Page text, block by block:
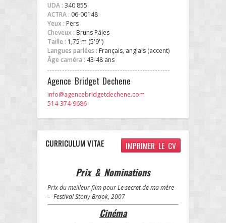
UDA : 340 855
ACTRA : 06-00148
Yeux : Pers
Cheveux : Bruns Pâles
Taille : 1,75 m (5'9'')
Langues parlées : Français, anglais (accent)
Âge caméra : 43-48 ans
Agence Bridget Dechene
info@agencebridgetdechene.com
514-374-9686
CURRICULUM VITAE IMPRIMER LE CV
Prix & Nominations
Prix du meilleur film pour Le secret de ma mère
– Festival Stony Brook, 2007
Cinéma